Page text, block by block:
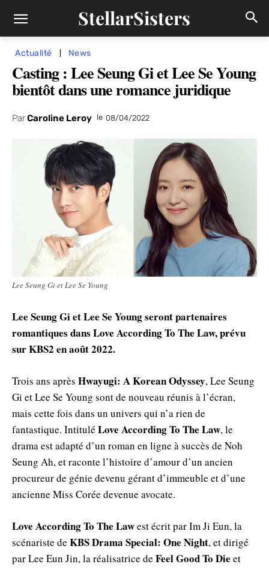
StellarSisters
Actualité News
Casting : Lee Seung Gi et Lee Se Young
bientôt dans une romance juridique
ParCaroline Leroy le 08/04/2022
Lee Seung Gi et Lee Se Young
Lee Seung Gi et Lee Se Young seront partenaires
romantiques dans Love According To The Law, prévu
sur KBS2 en août 2022.
Trois ans après Hwayugi: A Korean Odyssey, Lee Seung
Gi et Lee Se Young sont de nouveau réunis à l’écran,
mais cette fois dans un univers qui n’a rien de
fantastique. Intitulé Love According To The Law, le
drama est adapté d’un roman en ligne à succès de Noh
Seung Ah, et raconte l’histoire d’amour d’un ancien
procureur de génie devenu gérant d’immeuble et d’une
ancienne Miss Corée devenue avocate.
Love According To The Lawest écrit par Im Ji Eun, la
scénariste de KBS Drama Special: One Night, et dirigé
par Lee Eun Jin, la réalisatrice de Feel Good To Die et